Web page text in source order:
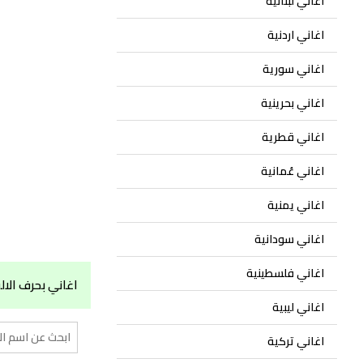
اغاني اردنية
اغاني سورية
اغاني بحرينية
اغاني قطرية
اغاني عُمانية
اغاني يمنية
اغاني سودانية
اغاني فلسطينية
اغاني ليبية
اغاني تركية
اغاني بحرف